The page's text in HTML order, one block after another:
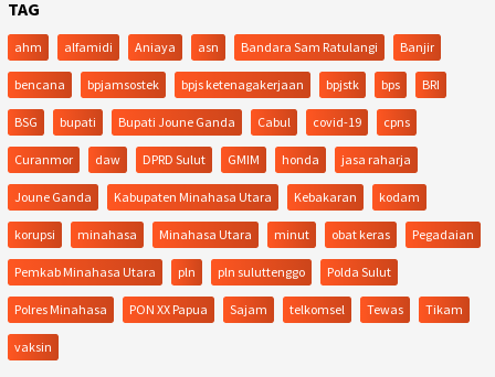
TAG
ahm alfamidi Aniaya asn Bandara Sam Ratulangi Banjir
bencana bpjamsostek bpjs ketenagakerjaan bpjstk bps BRI
BSG bupati Bupati Joune Ganda Cabul covid-19 cpns
Curanmor daw DPRD Sulut GMIM honda jasa raharja
Joune Ganda Kabupaten Minahasa Utara Kebakaran kodam
korupsi minahasa Minahasa Utara minut obat keras Pegadaian
Pemkab Minahasa Utara pln pln suluttenggo Polda Sulut
Polres Minahasa PON XX Papua Sajam telkomsel Tewas Tikam
vaksin